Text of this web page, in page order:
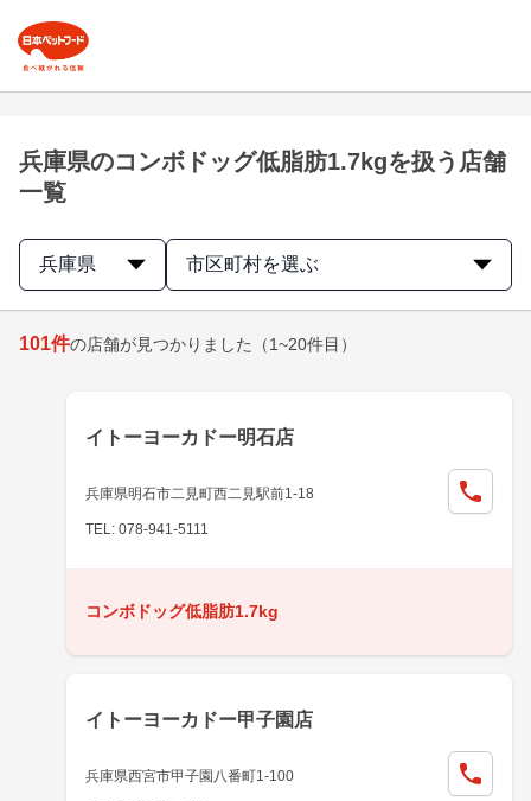
兵庫県のコンボドッグ低脂肪1.7kgを扱う店舗
一覧
兵庫県 市区町村を選ぶ
101件の店舗が見つかりました （1~20件目）
イトーヨーカドー明石店
兵庫県明石市二見町西二見駅前1-18
TEL: 078-941-5111
コンボドッグ低脂肪1.7kg
イトーヨーカドー甲子園店
兵庫県西宮市甲子園八番町1-100